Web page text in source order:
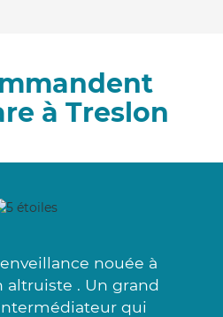
à Treslon
nouée à
altruiste . Un grand
qui